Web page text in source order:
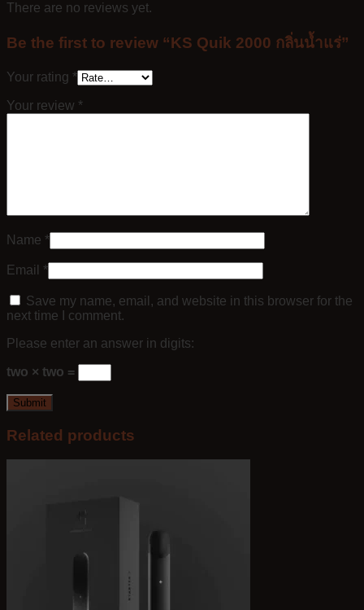
There are no reviews yet.
Be the first to review “KS Quik 2000 กลิ่นน้ำแร่”
Your rating *
Your review *
Name *
Email *
Save my name, email, and website in this browser for the
next time I comment.
Please enter an answer in digits:
two × two =
Related products